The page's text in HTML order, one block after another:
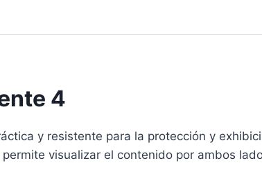
4
y resistente para la protección y
visualizar el contenido por ambos